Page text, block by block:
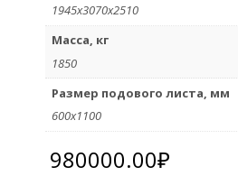
1945х3070х2510
Масса, кг
1850
Размер подового листа, мм
600х1100
980000.00₽